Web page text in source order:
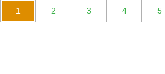
1 2 3 4 5